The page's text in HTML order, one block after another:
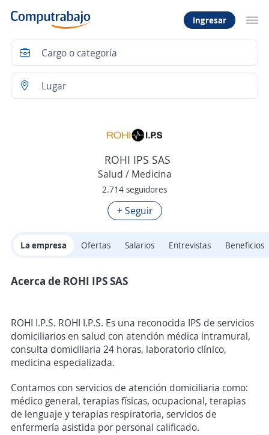
Ingresar
ROHI IPS SAS
Salud / Medicina
2.714 seguidores
+ Seguir
La empresa Ofertas Salarios Entrevistas Beneficios
Acerca de ROHI IPS SAS
ROHI I.P.S. ROHI I.P.S. Es una reconocida IPS de servicios
domiciliarios en salud con atención médica intramural,
consulta domiciliaria 24 horas, laboratorio clínico,
medicina especializada.
Contamos con servicios de atención domiciliaria como:
médico general, terapias físicas, ocupacional, terapias
de lenguaje y terapias respiratoria, servicios de
enfermería asistida por personal calificado.